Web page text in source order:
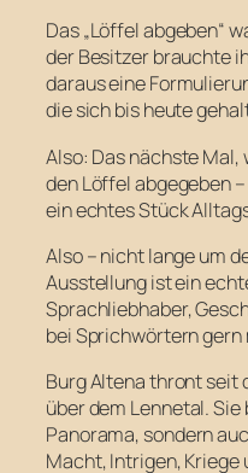
Das „Löffel abgeben“
der Besitzer brauchte
daraus eine
die sich bis heute
Also: Das nächste Mal,
den Löffel abgegeben
ein echtes Stück
Also – nicht lange um
Ausstellung ist ein
Sprachliebhaber,
bei Sprichwörtern
Burg Altena thront seit
über dem Lennetal.
Panorama, sondern
Macht, Intrigen, Kriege